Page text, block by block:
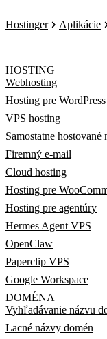
Hostinger Aplikácie
HOSTING
Webhosting
Hosting pre WordPress
VPS hosting
Samostatne hostované
Firemný e-mail
Cloud hosting
Hosting pre
Hosting pre agentúry
Hermes Agent VPS
OpenClaw
Paperclip VPS
Google Workspace
DOMÉNA
Vyhľadávanie názvu
Lacné názvy domén